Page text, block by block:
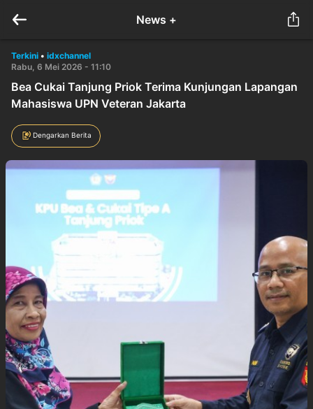
News +
Terkini • idxchannel
Rabu, 6 Mei 2026 - 11:10
Bea Cukai Tanjung Priok Terima Kunjungan Lapangan
Mahasiswa UPN Veteran Jakarta
Dengarkan Berita